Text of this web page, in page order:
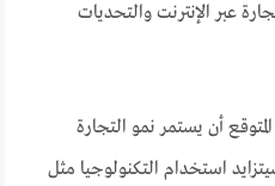
عبر الإنترنت والتحديات
أن يستمر نمو التجارة
استخدام التكنولوجيا مثل